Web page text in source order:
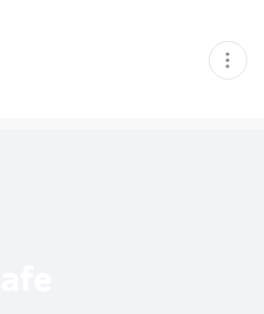
현
재